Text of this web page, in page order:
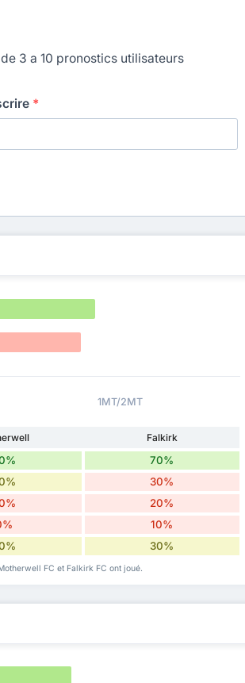
3 a 10 pronostics utilisateurs
*
1MT/2MT
Falkirk
70%
30%
20%
10%
30%
FC et Falkirk FC ont joué.